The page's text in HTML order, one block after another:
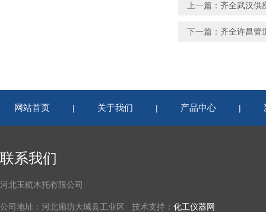
上一篇： 齐全武汉供
下一篇： 齐全许昌管
网站首页 | 关于我们 | 产品中心 |
联系我们
河北玉航木托有限公司
公司地址：河北廊坊大城县工业区 技术支持： 化工仪器网